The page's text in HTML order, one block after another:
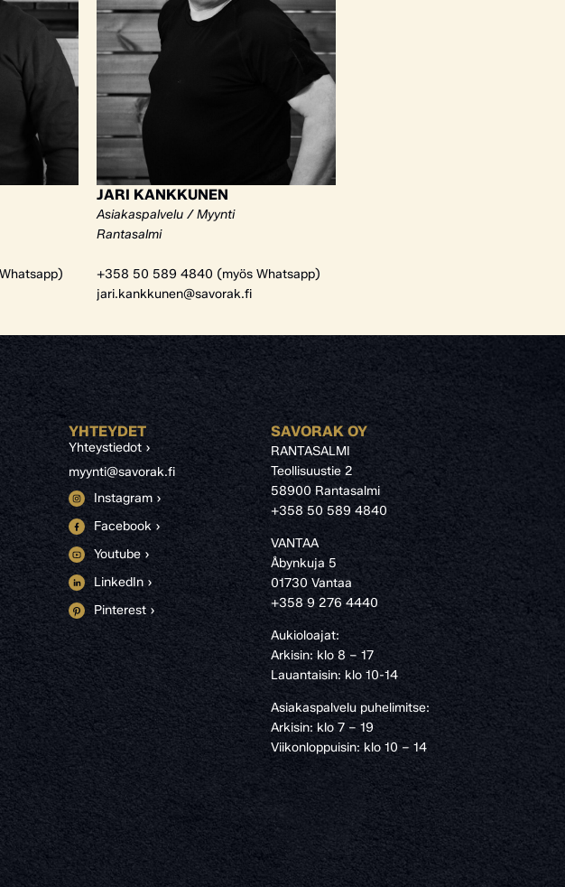
JARI KANKKUNEN
Asiakaspalvelu / Myynti
Rantasalmi
+358 50 589 4840 (myös Whatsapp)
jari.kankkunen@savorak.fi
YHTEYDET
Yhteystiedot ›
myynti@savorak.fi
Instagram ›
Facebook ›
Youtube ›
LinkedIn ›
Pinterest ›
SAVORAK OY
RANTASALMI
Teollisuustie 2
58900 Rantasalmi
+358 50 589 4840
VANTAA
Åbynkuja 5
01730 Vantaa
+358 9 276 4440
Aukioloajat:
Arkisin: klo 8 – 17
Lauantaisin: klo 10-14
Asiakaspalvelu puhelimitse:
Arkisin: klo 7 – 19
Viikonloppuisin: klo 10 – 14